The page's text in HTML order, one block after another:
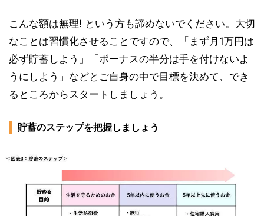
こんな額は無理! という方も諦めないでください。大切
なことは習慣化させることですので、「まず月1万円は
必ず貯蓄しよう」「ボーナスの半分は手を付けないよ
うにしよう」などとご自身の中で目標を決めて、でき
るところからスタートしましょう。
貯蓄のステップを把握しましょう